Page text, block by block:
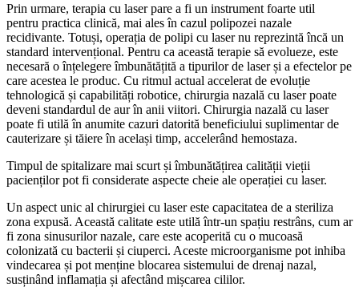
Prin urmare, terapia cu laser pare a fi un instrument foarte util
pentru practica clinică, mai ales în cazul polipozei nazale
recidivante. Totuși, operația de polipi cu laser nu reprezintă încă un
standard intervențional. Pentru ca această terapie să evolueze, este
necesară o înțelegere îmbunătățită a tipurilor de laser și a efectelor pe
care acestea le produc. Cu ritmul actual accelerat de evoluție
tehnologică și capabilități robotice, chirurgia nazală cu laser poate
deveni standardul de aur în anii viitori. Chirurgia nazală cu laser
poate fi utilă în anumite cazuri datorită beneficiului suplimentar de
cauterizare și tăiere în același timp, accelerând hemostaza.
Timpul de spitalizare mai scurt și îmbunătățirea calității vieții
pacienților pot fi considerate aspecte cheie ale operației cu laser.
Un aspect unic al chirurgiei cu laser este capacitatea de a steriliza
zona expusă. Această calitate este utilă într-un spațiu restrâns, cum ar
fi zona sinusurilor nazale, care este acoperită cu o mucoasă
colonizată cu bacterii și ciuperci. Aceste microorganisme pot inhiba
vindecarea și pot menține blocarea sistemului de drenaj nazal,
susținând inflamația și afectând mișcarea cililor.